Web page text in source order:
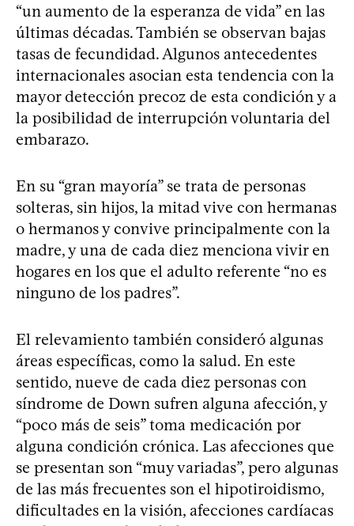
“un aumento de la esperanza de vida” en las
últimas décadas. También se observan bajas
tasas de fecundidad. Algunos antecedentes
internacionales asocian esta tendencia con la
mayor detección precoz de esta condición y a
la posibilidad de interrupción voluntaria del
embarazo.
En su “gran mayoría” se trata de personas
solteras, sin hijos, la mitad vive con hermanas
o hermanos y convive principalmente con la
madre, y una de cada diez menciona vivir en
hogares en los que el adulto referente “no es
ninguno de los padres”.
El relevamiento también consideró algunas
áreas específicas, como la salud. En este
sentido, nueve de cada diez personas con
síndrome de Down sufren alguna afección, y
“poco más de seis” toma medicación por
alguna condición crónica. Las afecciones que
se presentan son “muy variadas”, pero algunas
de las más frecuentes son el hipotiroidismo,
dificultades en la visión, afecciones cardíacas